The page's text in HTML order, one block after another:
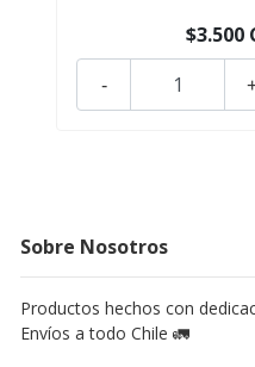
$3.500
-
Sobre Nosotros
Productos hechos con
Envíos a todo Chile 🚛